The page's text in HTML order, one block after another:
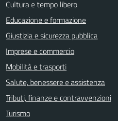
Cultura e tempo libero
Educazione e formazione
Giustizia e sicurezza pubblica
Imprese e commercio
Mobilità e trasporti
Salute, benessere e assistenza
Tributi, finanze e contravvenzioni
Turismo